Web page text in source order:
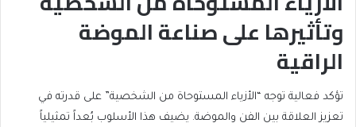
وتأثيرها على صناعة الموضة
الراقية
تؤكد فعالية توجه “الأزياء المستوحاة من الشخصية” على قدرته في
تعزيز العلاقة بين الفن والموضة. يضيف هذا الأسلوب بُعداً تمثيلياً